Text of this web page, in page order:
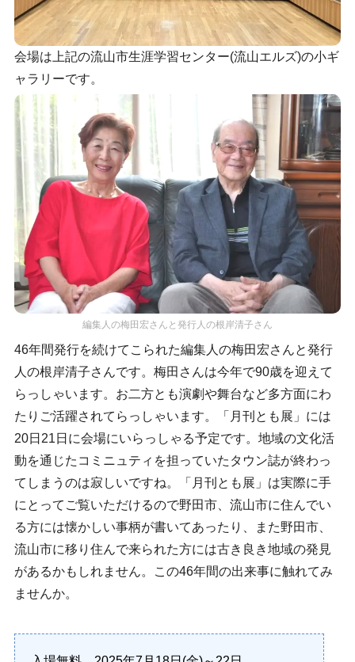
会場は上記の流山市生涯学習センター(流山エルズ)の小ギ
ャラリーです。
編集人の梅田宏さんと発行人の根岸清子さん
46年間発行を続けてこられた編集人の梅田宏さんと発行
人の根岸清子さんです。梅田さんは今年で90歳を迎えて
らっしゃいます。お二方とも演劇や舞台など多方面にわ
たりご活躍されてらっしゃいます。「月刊とも展」には
20日21日に会場にいらっしゃる予定です。地域の文化活
動を通じたコミニュティを担っていたタウン誌が終わっ
てしまうのは寂しいですね。「月刊とも展」は実際に手
にとってご覧いただけるので野田市、流山市に住んでい
る方には懐かしい事柄が書いてあったり、また野田市、
流山市に移り住んで来られた方には古き良き地域の発見
があるかもしれません。この46年間の出来事に触れてみ
ませんか。